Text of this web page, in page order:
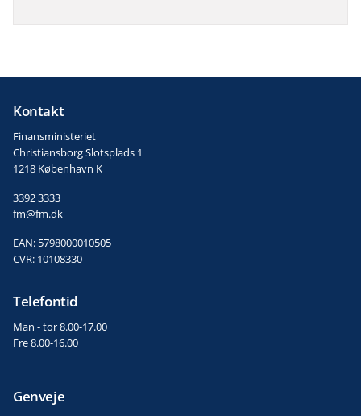
Kontakt
Finansministeriet
Christiansborg Slotsplads 1
1218 København K
3392 3333
fm@fm.dk
EAN: 5798000010505
CVR: 10108330
Telefontid
Man - tor 8.00-17.00
Fre 8.00-16.00
Genveje